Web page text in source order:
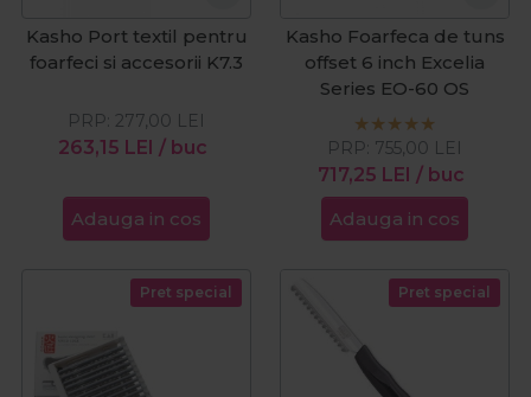
Kasho Port textil pentru
foarfeci si accesorii K7.3
263,15 LEI / buc
PRP: 277,00 LEI
Adauga in cos
Kasho Foarfeca de tuns
offset 6 inch Excelia
Series EO-60 OS
717,25 LEI / buc
PRP: 755,00 LEI
Adauga in cos
Pret special Pret special